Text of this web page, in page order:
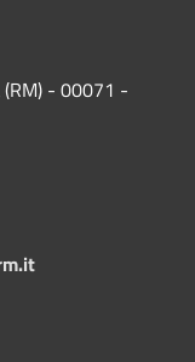
(RM) - 00071 -